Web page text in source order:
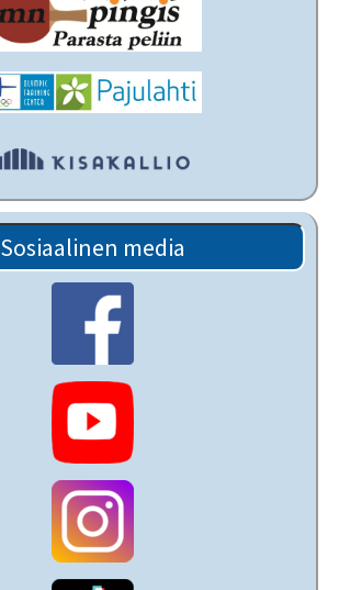
Sosiaalinen media